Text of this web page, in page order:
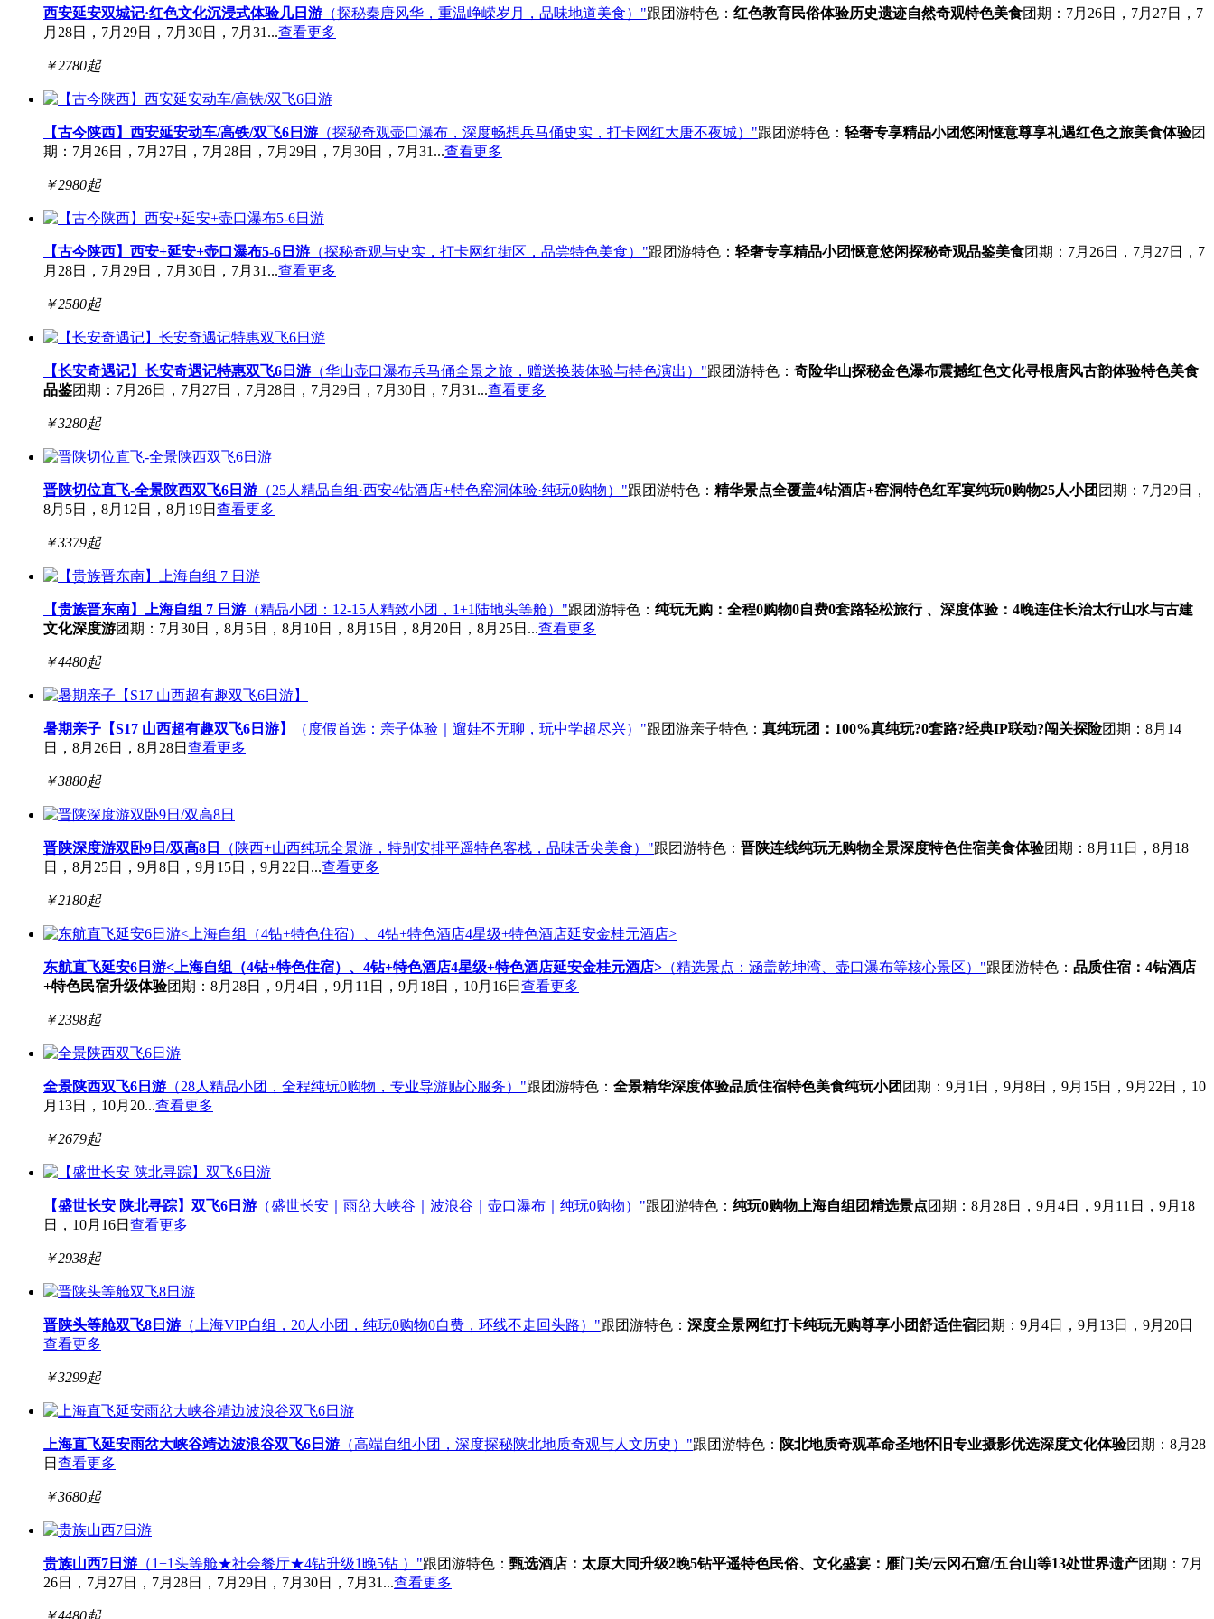
西安延安双城记·红色文化沉浸式体验几日游 （探秘秦唐风华，重温峥嵘岁月，品味地道美食）"跟团游特色： 红色教育民俗体验历史遗迹自然奇观特色美食团期：7月26日，7月27日，7
月28日，7月29日，7月30日，7月31...查看更多
￥2780起
【古今陕西】西安延安动车/高铁/双飞6日游 （探秘奇观壶口瀑布，深度畅想兵马俑史实，打卡网红大唐不夜城）"跟团游特色： 轻奢专享精品小团悠闲惬意尊享礼遇红色之旅美食体验团
期：7月26日，7月27日，7月28日，7月29日，7月30日，7月31...查看更多
￥2980起
【古今陕西】西安+延安+壶口瀑布5-6日游 （探秘奇观与史实，打卡网红街区，品尝特色美食）"跟团游特色： 轻奢专享精品小团惬意悠闲探秘奇观品鉴美食团期：7月26日，7月27日，7
月28日，7月29日，7月30日，7月31...查看更多
￥2580起
【长安奇遇记】长安奇遇记特惠双飞6日游 （华山壶口瀑布兵马俑全景之旅，赠送换装体验与特色演出）"跟团游特色： 奇险华山探秘金色瀑布震撼红色文化寻根唐风古韵体验特色美食
品鉴团期：7月26日，7月27日，7月28日，7月29日，7月30日，7月31...查看更多
￥3280起
晋陕切位直飞-全景陕西双飞6日游 （25人精品自组·西安4钻酒店+特色窑洞体验·纯玩0购物）"跟团游特色： 精华景点全覆盖4钻酒店+窑洞特色红军宴纯玩0购物25人小团 团期：7月29日，
8月5日，8月12日，8月19日 查看更多
￥3379起
【贵族晋东南】上海自组 7 日游 （精品小团：12-15人精致小团，1+1陆地头等舱）"跟团游特色： 纯玩无购：全程0购物0自费0套路轻松旅行 、深度体验：4晚连住长治太行山水与古建
文化深度游团期：7月30日，8月5日，8月10日，8月15日，8月20日，8月25日...查看更多
￥4480起
暑期亲子【S17 山西超有趣双飞6日游】 （度假首选：亲子体验｜遛娃不无聊，玩中学超尽兴）"跟团游亲子特色： 真纯玩团：100%真纯玩?0套路?经典IP联动?闯关探险团期：8月14
日，8月26日，8月28日 查看更多
￥3880起
晋陕深度游双卧9日/双高8日 （陕西+山西纯玩全景游，特别安排平遥特色客栈，品味舌尖美食）"跟团游特色： 晋陕连线纯玩无购物全景深度特色住宿美食体验团期：8月11日，8月18
日，8月25日，9月8日，9月15日，9月22日...查看更多
￥2180起
东航直飞延安6日游<上海自组（4钻+特色住宿）、4钻+特色酒店4星级+特色酒店延安金桂元酒店> （精选景点：涵盖乾坤湾、壶口瀑布等核心景区）"跟团游特色： 品质住宿：4钻酒店
+特色民宿升级体验团期：8月28日，9月4日，9月11日，9月18日，10月16日 查看更多
￥2398起
全景陕西双飞6日游 （28人精品小团，全程纯玩0购物，专业导游贴心服务）"跟团游特色： 全景精华深度体验品质住宿特色美食纯玩小团 团期：9月1日，9月8日，9月15日，9月22日，10
月13日，10月20...查看更多
￥2679起
【盛世长安 陕北寻踪】双飞6日游 （盛世长安｜雨岔大峡谷｜波浪谷｜壶口瀑布｜纯玩0购物）"跟团游特色： 纯玩0购物 上海自组团精选景点团期：8月28日，9月4日，9月11日，9月18
日，10月16日 查看更多
￥2938起
晋陕头等舱双飞8日游 （上海VIP自组，20人小团，纯玩0购物0自费，环线不走回头路）"跟团游特色： 深度全景网红打卡纯玩无购尊享小团舒适住宿团期：9月4日，9月13日，9月20日
查看更多
￥3299起
上海直飞延安雨岔大峡谷靖边波浪谷双飞6日游 （高端自组小团，深度探秘陕北地质奇观与人文历史）"跟团游特色： 陕北地质奇观革命圣地怀旧专业摄影优选深度文化体验团期：8月28
日 查看更多
￥3680起
贵族山西7日游 （1+1头等舱★社会餐厅★4钻升级1晚5钻 ）"跟团游特色： 甄选酒店：太原大同升级2晚5钻平遥特色民俗、文化盛宴：雁门关/云冈石窟/五台山等13处世界遗产团期：7月
26日，7月27日，7月28日，7月29日，7月30日，7月31...查看更多
￥4480起